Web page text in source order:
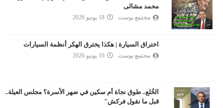
محمد مشالى
مجتمع بوست 18 يونيو 2026
اختراق السيارة | هكذا يخترق الهكر أنظمة السيارات
مجتمع بوست 16 يونيو 2026
الخُلع.. طوق نجاة أم سكين في ضهر الأسرة؟ مجلس العيلة..
قبل ما نقول فركش"